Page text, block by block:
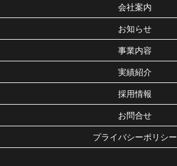
会社案内
お知らせ
事業内容
実績紹介
採用情報
お問合せ
プライバシーポリシー